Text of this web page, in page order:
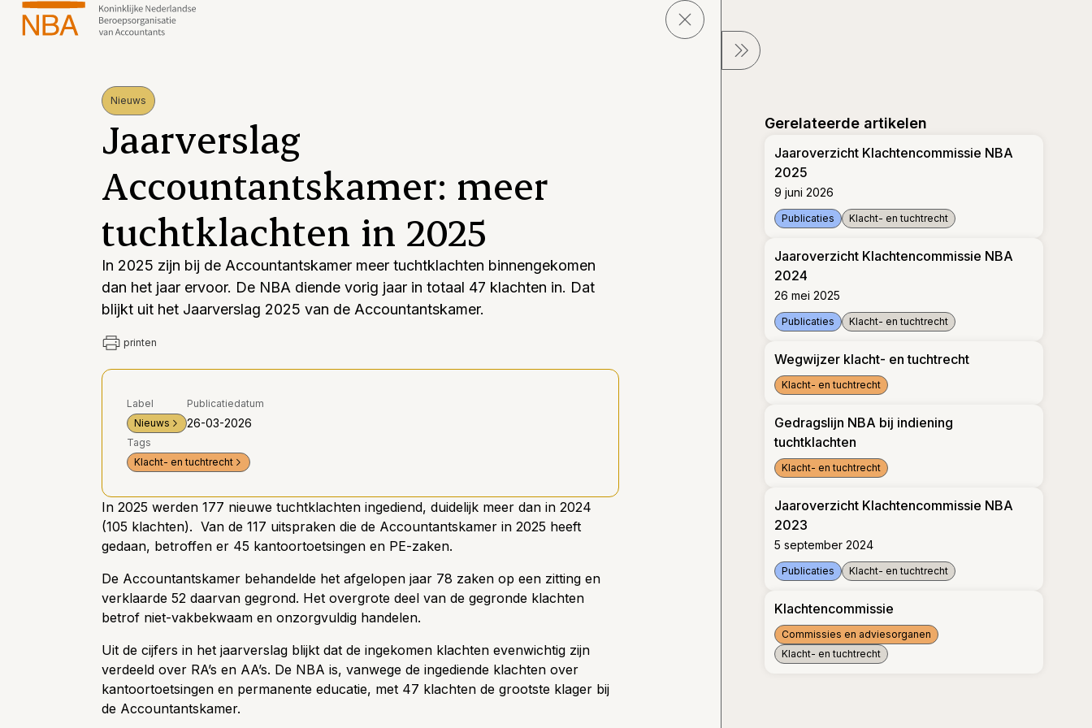
Nieuws
Jaarverslag
Accountantskamer: meer
tuchtklachten in 2025
In 2025 zijn bij de Accountantskamer meer tuchtklachten binnengekomen
dan het jaar ervoor. De NBA diende vorig jaar in totaal 47 klachten in. Dat
blijkt uit het Jaarverslag 2025 van de Accountantskamer.
printen
Label
Nieuws
Publicatiedatum
26-03-2026
Tags
Klacht- en tuchtrecht
In 2025 werden 177 nieuwe tuchtklachten ingediend, duidelijk meer dan in 2024
(105 klachten). Van de 117 uitspraken die de Accountantskamer in 2025 heeft
gedaan, betroffen er 45 kantoortoetsingen en PE-zaken.
De Accountantskamer behandelde het afgelopen jaar 78 zaken op een zitting en
verklaarde 52 daarvan gegrond. Het overgrote deel van de gegronde klachten
betrof niet-vakbekwaam en onzorgvuldig handelen.
Uit de cijfers in het jaarverslag blijkt dat de ingekomen klachten evenwichtig zijn
verdeeld over RA’s en AA’s. De NBA is, vanwege de ingediende klachten over
kantoortoetsingen en permanente educatie, met 47 klachten de grootste klager bij
de Accountantskamer.
Gerelateerde artikelen
Jaaroverzicht Klachtencommissie NBA
2025
9 juni 2026
Publicaties Klacht- en tuchtrecht
Jaaroverzicht Klachtencommissie NBA
2024
26 mei 2025
Publicaties Klacht- en tuchtrecht
Wegwijzer klacht- en tuchtrecht
Klacht- en tuchtrecht
Gedragslijn NBA bij indiening
tuchtklachten
Klacht- en tuchtrecht
Jaaroverzicht Klachtencommissie NBA
2023
5 september 2024
Publicaties Klacht- en tuchtrecht
Klachtencommissie
Commissies en adviesorganen
Klacht- en tuchtrecht